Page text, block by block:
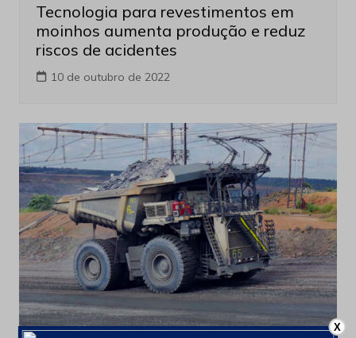
Tecnologia para revestimentos em
moinhos aumenta produção e reduz
riscos de acidentes
10 de outubro de 2022
X